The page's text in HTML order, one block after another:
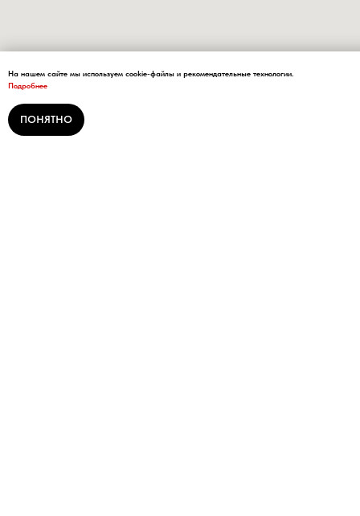
На нашем сайте мы используем cookie-файлы и рекомендательные технологии.
Подробнее
ПОНЯТНО